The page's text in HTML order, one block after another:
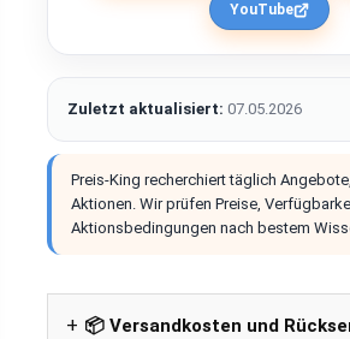
YouTube
Zuletzt aktualisiert: 07.05.2026
Preis-King recherchiert täglich
Aktionen. Wir prüfen Preise,
Aktionsbedingungen nach bestem
📦 Versandkosten und